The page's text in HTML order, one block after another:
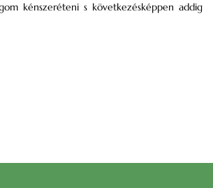
kénszeréteni s következésképpen addig